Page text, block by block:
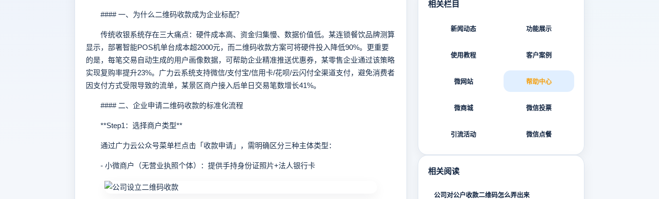
#### 一、为什么二维码收款成为企业标配？
传统收银系统存在三大痛点：硬件成本高、资金归集慢、数据价值低。某连锁餐饮品牌测算
显示，部署智能POS机单台成本超2000元，而二维码收款方案可将硬件投入降低90%。更重要
的是，每笔交易自动生成的用户画像数据，可帮助企业精准推送优惠券，某零售企业通过该策略
实现复购率提升23%。广力云系统支持微信/支付宝/信用卡/花呗/云闪付全渠道支付，避免消费者
因支付方式受限导致的流单，某景区商户接入后单日交易笔数增长41%。
#### 二、企业申请二维码收款的标准化流程
**Step1：选择商户类型**
通过广力云公众号菜单栏点击「收款申请」，需明确区分三种主体类型：
- 小微商户（无营业执照个体）：提供手持身份证照片+法人银行卡
相关栏目
新闻动态 功能展示
使用教程 客户案例
微网站 帮助中心
微商城 微信投票
引流活动 微信点餐
相关阅读
公司对公户收款二维码怎么弄出来